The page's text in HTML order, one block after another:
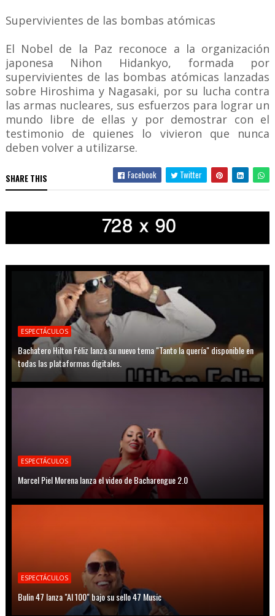
Supervivientes de las bombas atómicas
El Nobel de la Paz reconoce a la organización
japonesa Nihon Hidankyo, formada por
supervivientes de las bombas atómicas lanzadas
sobre Hiroshima y Nagasaki, por su lucha contra
las armas nucleares, sus esfuerzos para lograr un
mundo libre de ellas y por demostrar con el
testimonio de quienes lo vivieron que nunca
deben volver a utilizarse.
SHARE THIS Facebook Twitter
ESPECTÁCULOS
Bachatero Hilton Féliz lanza su nuevo tema "Tanto la quería" disponible en
todas las plataformas digitales.
ESPECTÁCULOS
Marcel Piel Morena lanza el video de Bacharengue 2.0
ESPECTÁCULOS
Bulin 47 lanza "Al 100" bajo su sello 47 Music